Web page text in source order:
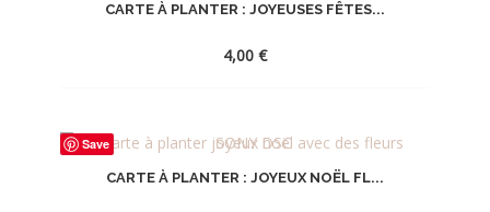
LA
CARTE À PLANTER : JOYEUSES FÊTES...
4,00 €
LA
Save
CARTE À PLANTER : JOYEUX NOËL FL...